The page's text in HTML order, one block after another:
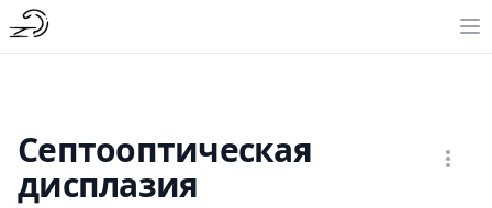
Септооптическая
дисплазия